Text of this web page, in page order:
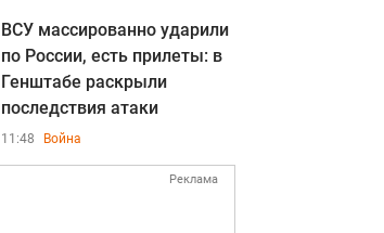
ВСУ массированно ударили
по России, есть прилеты: в
Генштабе раскрыли
последствия атаки
11:48 Война
Реклама